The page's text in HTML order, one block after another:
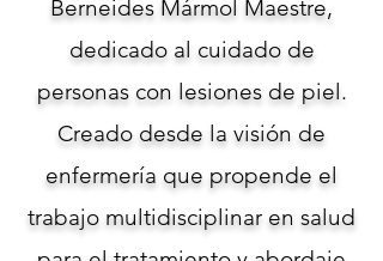
Berneides Mármol Maestre,
dedicado al cuidado de
personas con lesiones de piel.
Creado desde la visión de
enfermería que propende el
trabajo multidisciplinar en salud